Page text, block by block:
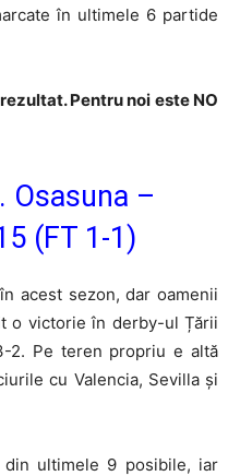
în ultimele 6 partide
Pentru noi este NO
Osasuna –
(FT 1-1)
acest sezon, dar oamenii
o victorie în derby-ul Țării
2. Pe teren propriu e altă
cu Valencia, Sevilla și
din ultimele 9 posibile, iar